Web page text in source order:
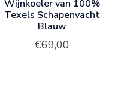
Wijnkoeler van 100%
Texels Schapenvacht
Blauw
€69,00